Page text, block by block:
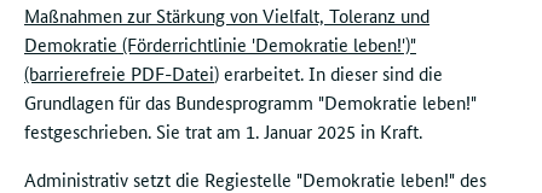
Maßnahmen zur Stärkung von Vielfalt, Toleranz und
Demokratie (Förderrichtlinie 'Demokratie leben!')"
(barrierefreie PDF-Datei) erarbeitet. In dieser sind die
Grundlagen für das Bundesprogramm "Demokratie leben!"
festgeschrieben. Sie trat am 1. Januar 2025 in Kraft.
Administrativ setzt die Regiestelle "Demokratie leben!" des